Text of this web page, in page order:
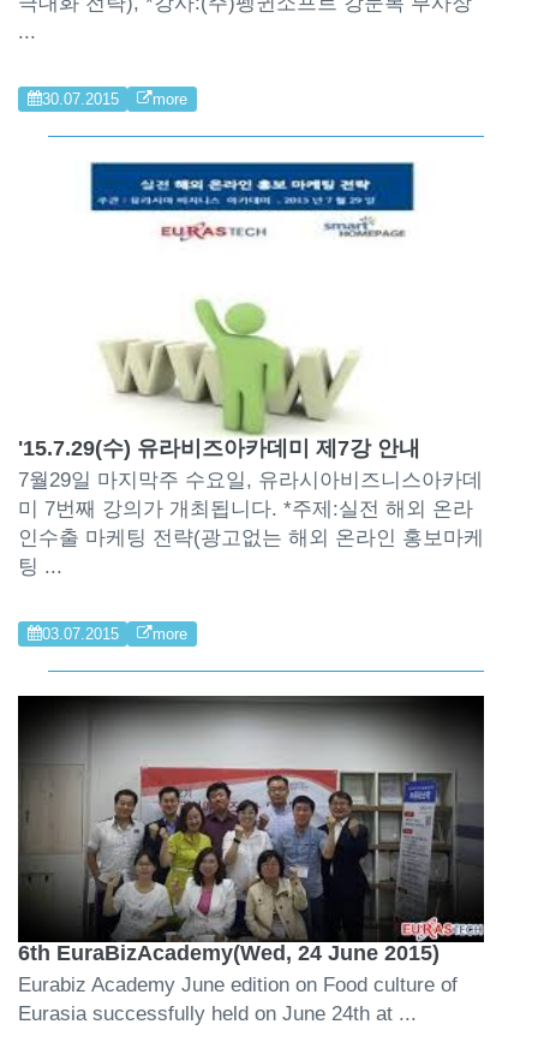
...
30.07.2015 more
'15.7.29(수) 유라비즈아카데미 제7강 안내
7월29일 마지막주 수요일, 유라시아비즈니스아카데
미 7번째 강의가 개최됩니다. *주제:실전 해외 온라
인수출 마케팅 전략(광고없는 해외 온라인 홍보마케
팅 ...
03.07.2015 more
6th EuraBizAcademy(Wed, 24 June 2015)
Eurabiz Academy June edition on Food culture of
Eurasia successfully held on June 24th at ...